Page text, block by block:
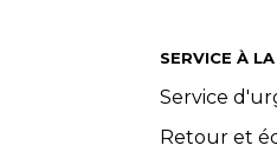
SERVICE À
Service
Retour et